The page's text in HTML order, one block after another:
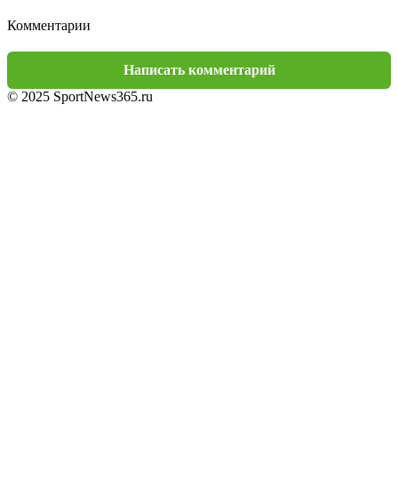
Комментарии
Написать комментарий
© 2025 SportNews365.ru